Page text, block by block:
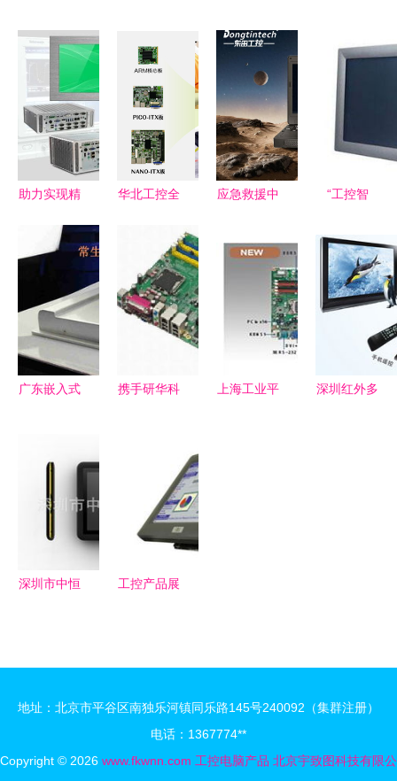
助力实现精
北工控手术
机器人系统
控制产品方
案
华北工控全
手持终端设
备嵌入式主
板 赋能智
能仓储高效
应急救援中
防笔记本电
脑及工控电
脑供应商？
“工控智
能”——探
索核心工控
电脑的技术
广东嵌入式
技术特性与
市场应用全
携手研华科
上海工业平
深圳红外多
深圳市中恒
工控产品展
地址：北京市平谷区南独乐河镇同乐路145号240092（集群注册）
电话：1367774**
Copyright © 2026 www.fkwnn.com 工控电脑产品 北京宇致图科技有限公